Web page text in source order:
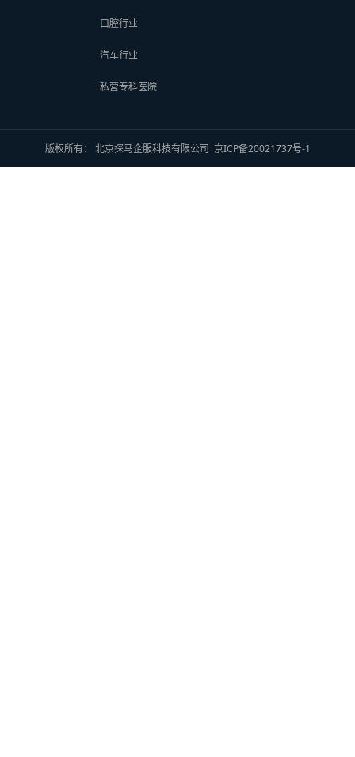
口腔行业
汽车行业
私营专科医院
版权所有： 北京探马企服科技有限公司 京ICP备20021737号-1